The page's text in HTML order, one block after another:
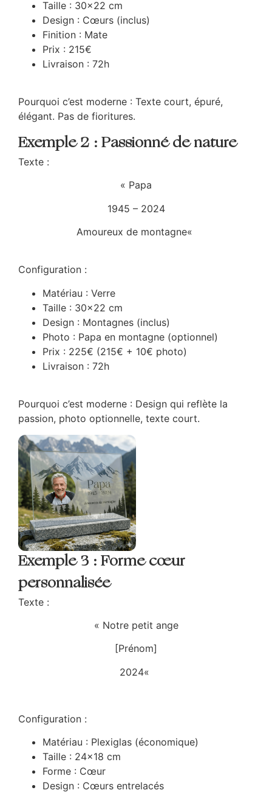
Taille : 30×22 cm
Design : Cœurs (inclus)
Finition : Mate
Prix : 215€
Livraison : 72h
Pourquoi c’est moderne : Texte court, épuré,
élégant. Pas de fioritures.
Exemple 2 : Passionné de nature
Texte :
« Papa
1945 – 2024
Amoureux de montagne«
Configuration :
Matériau : Verre
Taille : 30×22 cm
Design : Montagnes (inclus)
Photo : Papa en montagne (optionnel)
Prix : 225€ (215€ + 10€ photo)
Livraison : 72h
Pourquoi c’est moderne : Design qui reflète la
passion, photo optionnelle, texte court.
Exemple 3 : Forme cœur
personnalisée
Texte :
« Notre petit ange
[Prénom]
2024«
Configuration :
Matériau : Plexiglas (économique)
Taille : 24×18 cm
Forme : Cœur
Design : Cœurs entrelacés